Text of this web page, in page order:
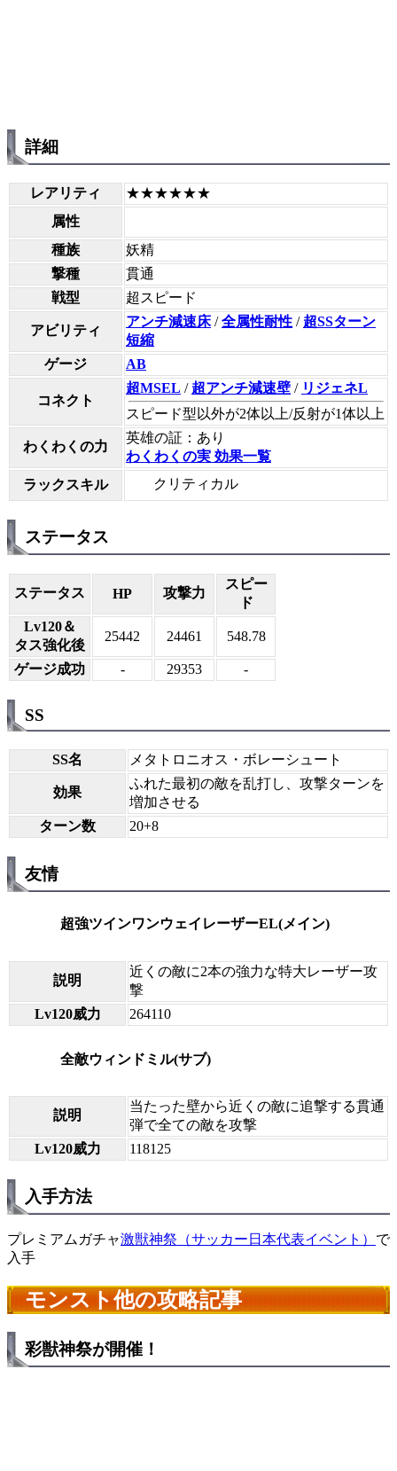
詳細
レアリティ
★★★★★★
属性
種族
妖精
撃種
貫通
戦型
超スピード
アビリティ
アンチ減速床/全属性耐性 / 超SSターン
短縮
ゲージ
AB
コネクト
超MSEL / 超アンチ減速壁 / リジェネL
スピード型以外が2体以上/反射が1体以上
わくわくの力
英雄の証：あり
わくわくの実 効果一覧
ラックスキル
クリティカル
ステータス
ステータス HP 攻撃力
スピー
ド
Lv120＆
タス強化後
25442 24461 548.78
ゲージ成功 - 29353 -
SS
SS名 メタトロニオス・ボレーシュート
効果
ふれた最初の敵を乱打し、攻撃ターンを
増加させる
ターン数
20+8
友情
超強ツインワンウェイレーザーEL(メイン)
説明
近くの敵に2本の強力な特大レーザー攻
撃
Lv120威力
264110
全敵ウィンドミル(サブ)
説明
当たった壁から近くの敵に追撃する貫通
弾で全ての敵を攻撃
Lv120威力
118125
入手方法
プレミアムガチャ激獣神祭（サッカー日本代表イベント） で
入手
モンスト他の攻略記事
彩獣神祭が開催！